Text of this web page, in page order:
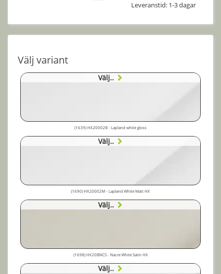
Leveranstid: 1-3 dagar
Välj variant
Välj..
(1639) HX20002B - Lapland white gloss
Välj..
(1690) HX20002M - Lapland White Matt HX
Välj..
(1698) HX20BNCS - Nacre White Satin HX
Välj..